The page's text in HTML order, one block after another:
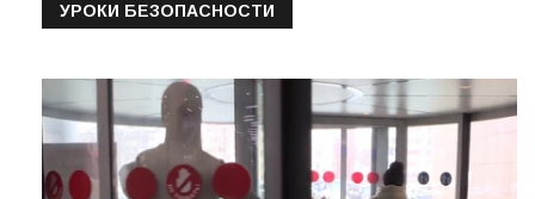
УРОКИ БЕЗОПАСНОСТИ